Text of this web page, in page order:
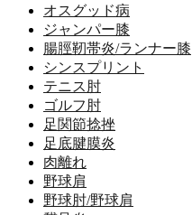
オスグッド病
ジャンパー膝
腸脛靭帯炎/ランナー膝
シンスプリント
テニス肘
ゴルフ肘
足関節捻挫
足底腱膜炎
肉離れ
野球肩
野球肘/野球肩